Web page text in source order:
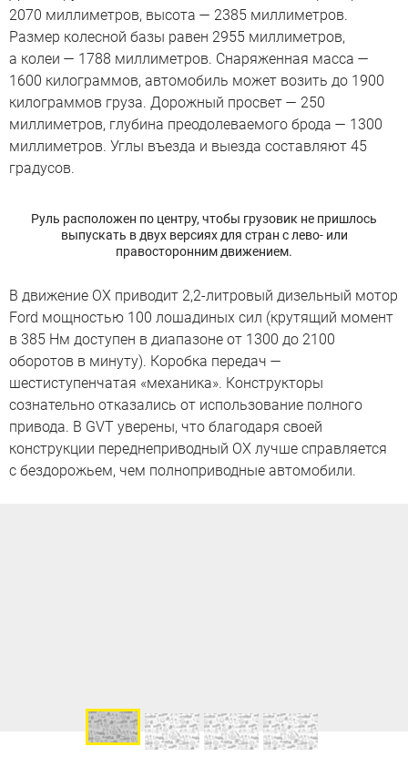
2070 миллиметров, высота — 2385 миллиметров.
Размер колесной базы равен 2955 миллиметров,
а колеи — 1788 миллиметров. Снаряженная масса —
1600 килограммов, автомобиль может возить до 1900
килограммов груза. Дорожный просвет — 250
миллиметров, глубина преодолеваемого брода — 1300
миллиметров. Углы въезда и выезда составляют 45
градусов.
Руль расположен по центру, чтобы грузовик не пришлось
выпускать в двух версиях для стран с лево- или
правосторонним движением.
В движение OX приводит 2,2-литровый дизельный мотор
Ford мощностью 100 лошадиных сил (крутящий момент
в 385 Нм доступен в диапазоне от 1300 до 2100
оборотов в минуту). Коробка передач —
шестиступенчатая «механика». Конструкторы
сознательно отказались от использование полного
привода. В GVT уверены, что благодаря своей
конструкции переднеприводный OX лучше справляется
с бездорожьем, чем полноприводные автомобили.